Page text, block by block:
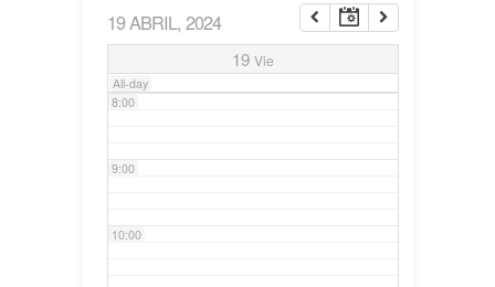
19 ABRIL, 2024
19 Vie
All-day
7:00
8:00
9:00
10:00